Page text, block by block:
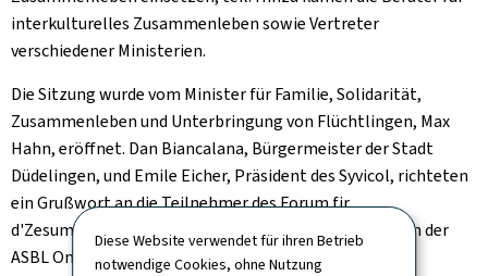
Diese Website verwendet für ihren Betrieb
notwendige Cookies, ohne Nutzung
interkulturelles Zusammenleben sowie Vertreter
verschiedener Ministerien.
Die Sitzung wurde vom Minister für Familie, Solidarität,
Zusammenleben und Unterbringung von Flüchtlingen, Max
Hahn, eröffnet. Dan Biancalana, Bürgermeister der Stadt
Düdelingen, und Emile Eicher, Präsident des Syvicol, richteten
ein Grußwort an die Teilnehmer desForum fir
d'Zesummeliewen
. Caty Diop und Madeleine Yougye von der
ASBL One People führten durch die Veranstaltung.